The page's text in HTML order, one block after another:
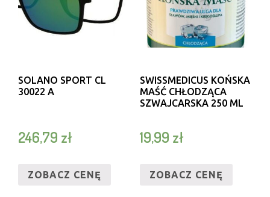
SOLANO SPORT CL
30022 A
246,79 zł
ZOBACZ CENĘ
SWISSMEDICUS KOŃSKA
MAŚĆ CHŁODZĄCA
SZWAJCARSKA 250 ML
19,99 zł
ZOBACZ CENĘ